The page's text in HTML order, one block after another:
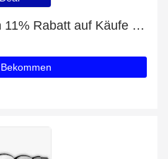
Erhalten Sie zusätzlich 11% Rabatt auf Käufe von ULLA DESSOUS Alice BH Hemd mit Bügel Liner